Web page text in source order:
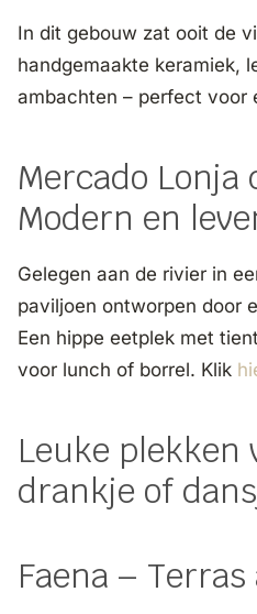
In dit gebouw zat ooit de
handgemaakte keramiek,
ambachten – perfect voor
Mercado Lonja
Modern en
Gelegen aan de rivier in
paviljoen ontworpen door
Een hippe eetplek met
voor lunch of borrel. Klik
Leuke plekken
drankje of
Faena –